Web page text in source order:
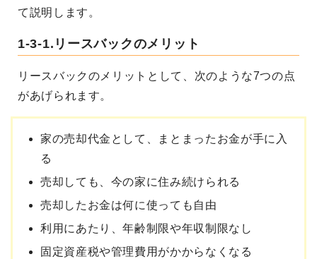
て説明します。
1-3-1.リースバックのメリット
リースバックのメリットとして、次のような7つの点
があげられます。
家の売却代金として、まとまったお金が手に入
る
売却しても、今の家に住み続けられる
売却したお金は何に使っても自由
利用にあたり、年齢制限や年収制限なし
固定資産税や管理費用がかからなくなる